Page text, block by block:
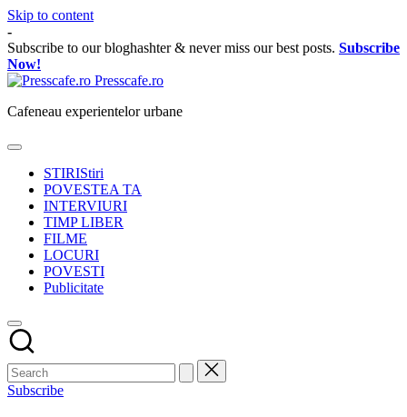
Skip to content
-
Subscribe to our bloghashter & never miss our best posts. Subscribe
Now!
Presscafe.ro
Cafeneau experientelor urbane
STIRIStiri
POVESTEA TA
INTERVIURI
TIMP LIBER
FILME
LOCURI
POVESTI
Publicitate
Subscribe